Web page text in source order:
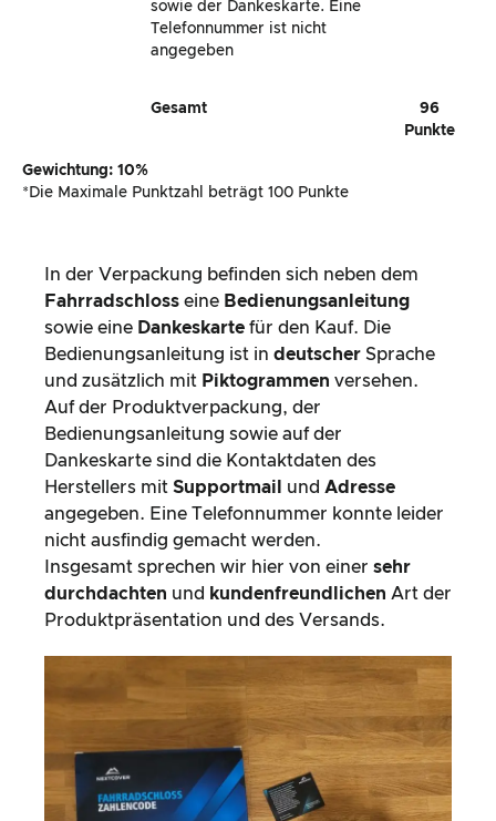
sowie der Dankeskarte. Eine
Telefonnummer ist nicht
angegeben
Gesamt
96
Punkte
Gewichtung: 10%
*Die Maximale Punktzahl beträgt 100 Punkte
In der Verpackung befinden sich neben dem
Fahrradschloss eine Bedienungsanleitung
sowie eine Dankeskarte für den Kauf. Die
Bedienungsanleitung ist in deutscher Sprache
und zusätzlich mit Piktogrammen versehen.
Auf der Produktverpackung, der
Bedienungsanleitung sowie auf der
Dankeskarte sind die Kontaktdaten des
Herstellers mit Supportmail und Adresse
angegeben. Eine Telefonnummer konnte leider
nicht ausfindig gemacht werden.
Insgesamt sprechen wir hier von einer sehr
durchdachten und kundenfreundlichen Art der
Produktpräsentation und des Versands.